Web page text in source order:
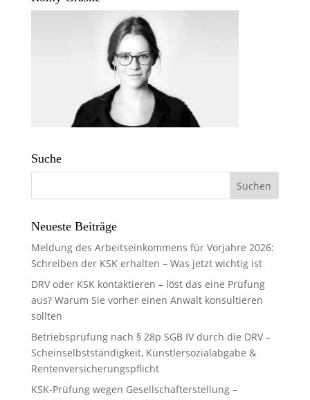
Suche
Neueste Beiträge
Meldung des Arbeitseinkommens für Vorjahre 2026:
Schreiben der KSK erhalten – Was jetzt wichtig ist
DRV oder KSK kontaktieren – löst das eine Prüfung
aus? Warum Sie vorher einen Anwalt konsultieren
sollten
Betriebsprüfung nach § 28p SGB IV durch die DRV –
Scheinselbstständigkeit, Künstlersozialabgabe &
Rentenversicherungspflicht
KSK-Prüfung wegen Gesellschafterstellung –